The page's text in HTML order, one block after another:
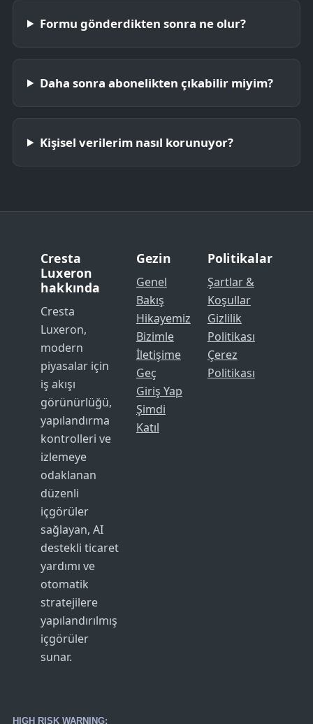
Formu gönderdikten sonra ne olur?
Daha sonra abonelikten çıkabilir miyim?
Kişisel verilerim nasıl korunuyor?
Cresta
Luxeron
hakkında
Cresta
Luxeron,
modern
piyasalar için
iş akışı
görünürlüğü,
yapılandırma
kontrolleri ve
izlemeye
odaklanan
düzenli
içgörüler
sağlayan, AI
destekli ticaret
yardımı ve
otomatik
stratejilere
yapılandırılmış
içgörüler
sunar.
Gezin
Genel
Bakış
Hikayemiz
Bizimle
İletişime
Geç
Giriş Yap
Şimdi
Katıl
Politikalar
Şartlar &
Koşullar
Gizlilik
Politikası
Çerez
Politikası